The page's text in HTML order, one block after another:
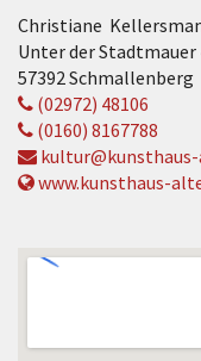
Christiane
Unter der Stadtmauer
57392 Schmallenberg
(02972) 48106
(0160) 8167788
www.kunsthaus-